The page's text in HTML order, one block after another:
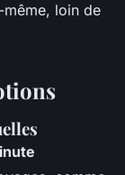
loin de